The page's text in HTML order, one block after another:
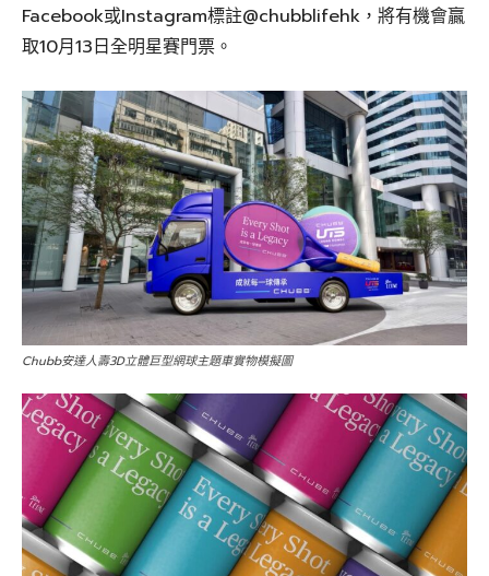
Facebook或Instagram標註@chubblifehk，將有機會贏
取10月13日全明星賽門票。
Chubb安達人壽3D立體巨型網球主題車實物模擬圖